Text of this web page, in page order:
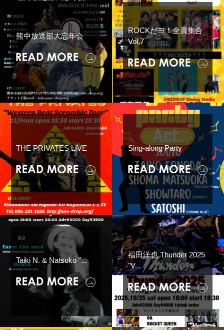
熊中放送部大忘年会
ROCKだヨ！全員集合
Vol,7
THE PRIVATES LIVE Sing-along Party
Taiki N. & Natsuko "...
福田洋也 Thunder 2025
"V...